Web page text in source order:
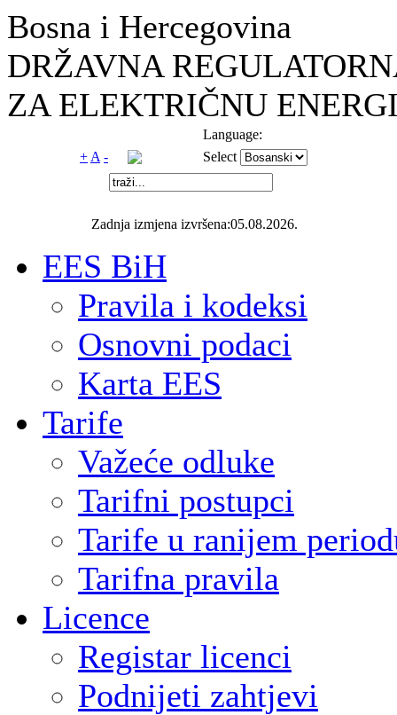
Bosna i Hercegovina
DRŽAVNA
ZA ELEKTRIČNU
Language:
+ A - Select
Zadnja izmjena izvršena:05.08.2026.
EES BiH
Pravila i kodeksi
Osnovni podaci
Karta EES
Tarife
Važeće odluke
Tarifni postupci
Tarife u ranijem
Tarifna pravila
Licence
Registar licenci
Podnijeti zahtjevi